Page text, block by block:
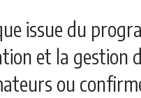
issue du
et la gestion
ou